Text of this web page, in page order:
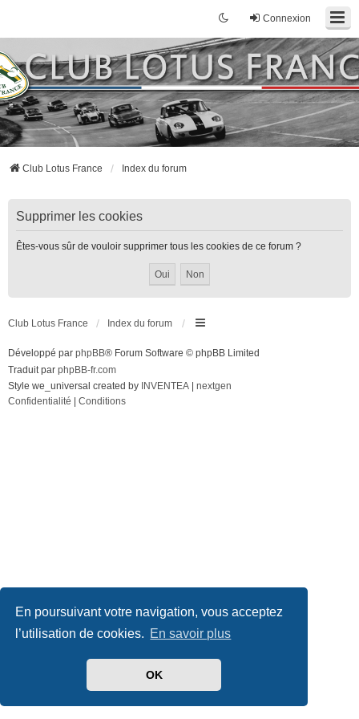
En poursuivant votre navigation, vous acceptez
l’utilisation de cookies. En savoir plus
OK
Connexion
Club Lotus France Index du forum
Supprimer les cookies
Êtes-vous sûr de vouloir supprimer tous les cookies de ce forum ?
Club Lotus France Index du forum
Développé par phpBB® Forum Software © phpBB Limited
Traduit par phpBB-fr.com
Style we_universal created by INVENTEA
nextgen
Confidentialité
Conditions